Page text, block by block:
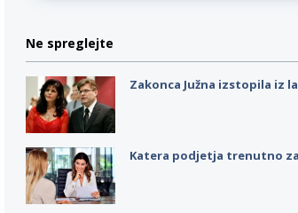
Ne spreglejte
Zakonca Južna izstopila iz
Katera podjetja trenutno